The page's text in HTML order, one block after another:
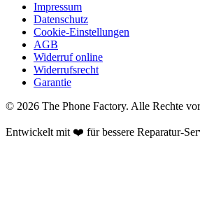
Impressum
Datenschutz
Cookie-Einstellungen
AGB
Widerruf online
Widerrufsrecht
Garantie
© 2026 The Phone Factory. Alle Rechte
Entwickelt mit ❤️ für bessere Reparatur-